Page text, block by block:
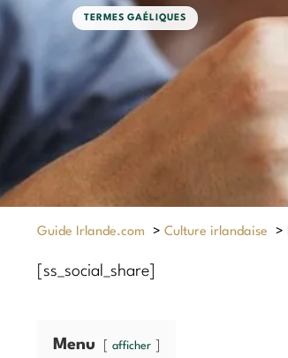
TERMES GAÉLIQUES
Guide Irlande.com > Culture irlandaise >
[ss_social_share]
Menu afficher